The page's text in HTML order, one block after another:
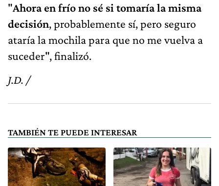
"Ahora en frío no sé si tomaría la misma
decisión, probablemente sí, pero seguro
ataría la mochila para que no me vuelva a
suceder", finalizó.
J.D. /
TAMBIÉN TE PUEDE INTERESAR